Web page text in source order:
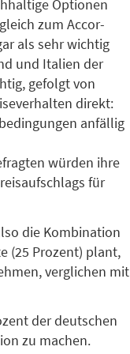
Optionen
zum Accor-
als sehr wichtig
und Italien der
gefolgt von
direkt:
anfällig
würden ihre
für
die Kombination
(25 Prozent) plant,
verglichen mit
der deutschen
zu machen.